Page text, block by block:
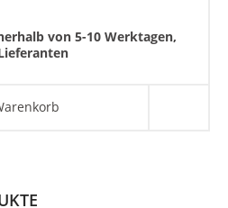
von 5-10 Werktagen,